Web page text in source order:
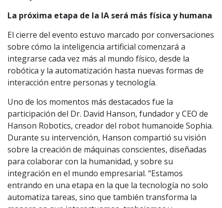
La próxima etapa de la IA será más física y humana
El cierre del evento estuvo marcado por conversaciones
sobre cómo la inteligencia artificial comenzará a
integrarse cada vez más al mundo físico, desde la
robótica y la automatización hasta nuevas formas de
interacción entre personas y tecnología.
Uno de los momentos más destacados fue la
participación del Dr. David Hanson, fundador y CEO de
Hanson Robotics, creador del robot humanoide Sophia.
Durante su intervención, Hanson compartió su visión
sobre la creación de máquinas conscientes, diseñadas
para colaborar con la humanidad, y sobre su
integración en el mundo empresarial. “Estamos
entrando en una etapa en la que la tecnología no solo
automatiza tareas, sino que también transforma la